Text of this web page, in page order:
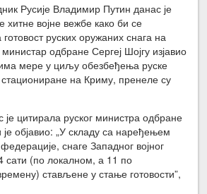
Русије Владимир Путин данас је
војне вежбе како би се
руских оружаних снага на
одбране Сергеј Шојгу изјавио
мере у циљу обезбеђења руске
на Криму, пренеле су
је цитирала руског министра одбране
је објавио: „У складу са наређењем
снаге Западног војног
сати (по локалном, а 11 по
стављене у стање готовости”,